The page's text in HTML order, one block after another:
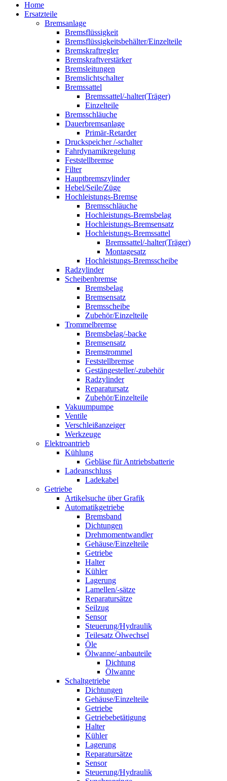
Home
Ersatzteile
Bremsanlage
Bremsflüssigkeit
Bremsflüssigkeitsbehälter/Einzelteile
Bremskraftregler
Bremskraftverstärker
Bremsleitungen
Bremslichtschalter
Bremssattel
Bremssattel/-halter(Träger)
Einzelteile
Bremsschläuche
Dauerbremsanlage
Primär-Retarder
Druckspeicher /-schalter
Fahrdynamikregelung
Feststellbremse
Filter
Hauptbremszylinder
Hebel/Seile/Züge
Hochleistungs-Bremse
Bremsschläuche
Hochleistungs-Bremsbelag
Hochleistungs-Bremsensatz
Hochleistungs-Bremssattel
Bremssattel/-halter(Träger)
Montagesatz
Hochleistungs-Bremsscheibe
Radzylinder
Scheibenbremse
Bremsbelag
Bremsensatz
Bremsscheibe
Zubehör/Einzelteile
Trommelbremse
Bremsbelag/-backe
Bremsensatz
Bremstrommel
Feststellbremse
Gestängesteller/-zubehör
Radzylinder
Reparatursatz
Zubehör/Einzelteile
Vakuumpumpe
Ventile
Verschleißanzeiger
Werkzeuge
Elektroantrieb
Kühlung
Gebläse für Antriebsbatterie
Ladeanschluss
Ladekabel
Getriebe
Artikelsuche über Grafik
Automatikgetriebe
Bremsband
Dichtungen
Drehmomentwandler
Gehäuse/Einzelteile
Getriebe
Halter
Kühler
Lagerung
Lamellen/-sätze
Reparatursätze
Seilzug
Sensor
Steuerung/Hydraulik
Teilesatz Ölwechsel
Öle
Ölwanne/-anbauteile
Dichtung
Ölwanne
Schaltgetriebe
Dichtungen
Gehäuse/Einzelteile
Getriebe
Getriebebetätigung
Halter
Kühler
Lagerung
Reparatursätze
Sensor
Steuerung/Hydraulik